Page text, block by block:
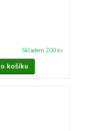
Skladem 200 ks
košíku